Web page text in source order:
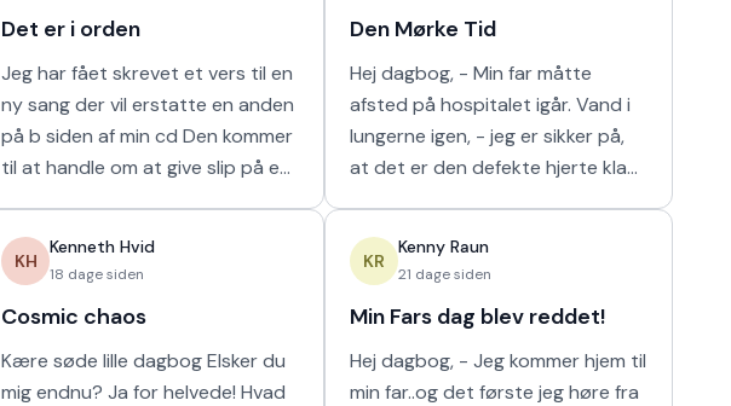
Det er i orden
Jeg har fået skrevet et vers til en
ny sang der vil erstatte en anden
på b siden af min cd Den kommer
til at handle om at give slip på en
KH
Kenneth Hvid
18 dage siden
Cosmic chaos
Kære søde lille dagbog Elsker du
mig endnu? Ja for helvede! Hvad
Den Mørke Tid
Hej dagbog, - Min far måtte
afsted på hospitalet igår. Vand i
lungerne igen, - jeg er sikker på,
at det er den defekte hjerte klap
viser
KR
Kenny Raun
21 dage siden
Min Fars dag blev reddet!
Hej dagbog, - Jeg kommer hjem til
min far..og det første jeg høre fra